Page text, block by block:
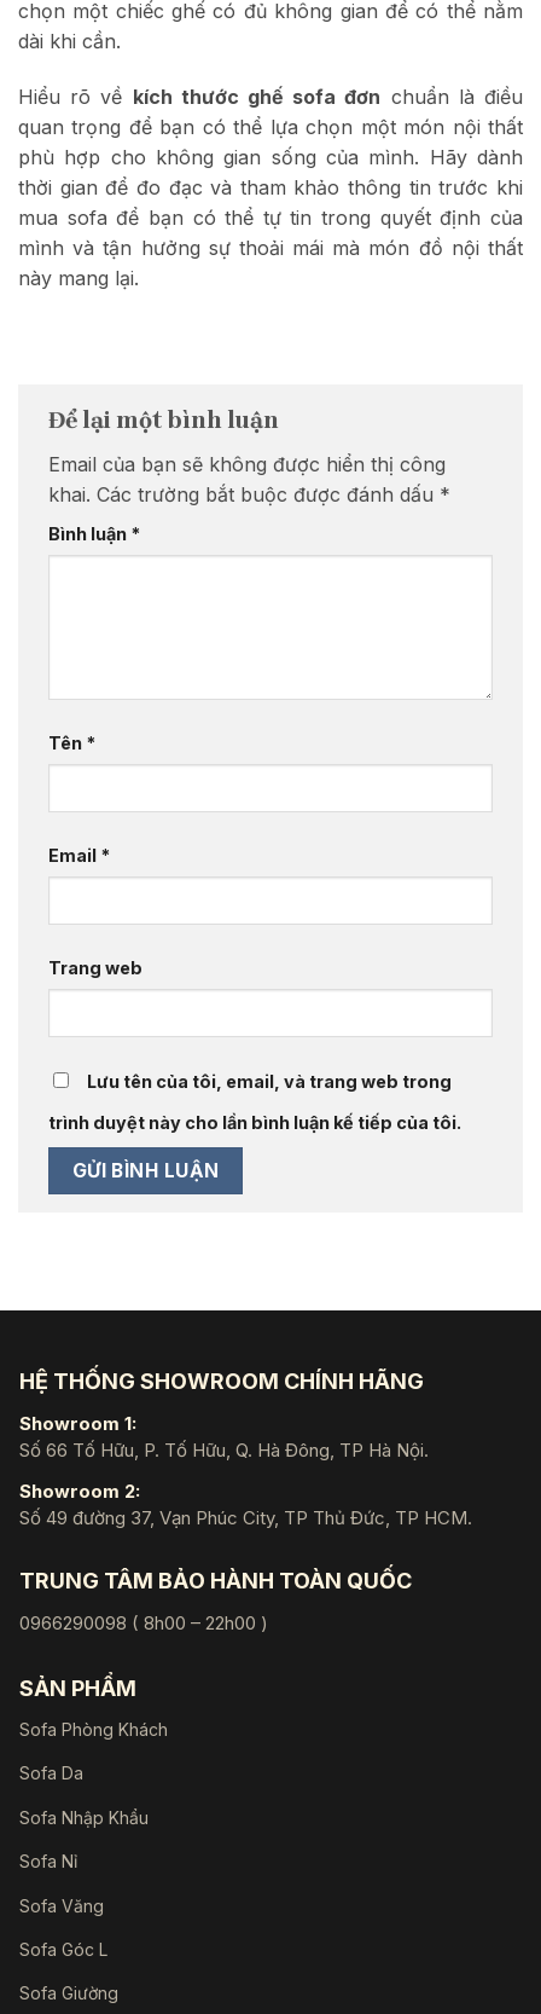
chọn một chiếc ghế có đủ không gian để có thể nằm
dài khi cần.
Hiểu rõ về kích thước ghế sofa đơn chuẩn là điều
quan trọng để bạn có thể lựa chọn một món nội thất
phù hợp cho không gian sống của mình. Hãy dành
thời gian để đo đạc và tham khảo thông tin trước khi
mua sofa để bạn có thể tự tin trong quyết định của
mình và tận hưởng sự thoải mái mà món đồ nội thất
này mang lại.
Để lại một bình luận
Email của bạn sẽ không được hiển thị công
khai. Các trường bắt buộc được đánh dấu *
Bình luận *
Tên *
Email *
Trang web
Lưu tên của tôi, email, và trang web trong
trình duyệt này cho lần bình luận kế tiếp của tôi.
HỆ THỐNG SHOWROOM CHÍNH HÃNG
Showroom 1:
Số 66 Tố Hữu, P. Tố Hữu, Q. Hà Đông, TP Hà Nội.
Showroom 2:
Số 49 đường 37, Vạn Phúc City, TP Thủ Đức, TP HCM.
TRUNG TÂM BẢO HÀNH TOÀN QUỐC
0966290098 ( 8h00 – 22h00 )
SẢN PHẨM
Sofa Phòng Khách
Sofa Da
Sofa Nhập Khẩu
Sofa Nỉ
Sofa Văng
Sofa Góc L
Sofa Giường